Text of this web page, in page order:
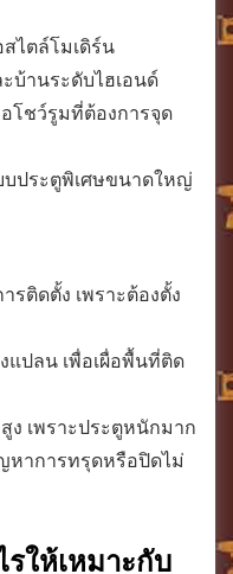
ไตล์โมเดิร์น
บ้านระดับไฮเอนด์
โชว์รูมที่ต้องการจุด
ประตูพิเศษขนาดใหญ่
รติดตั้ง เพราะต้องตั้ง
แปลน เพื่อเผื่อพื้นที่ติด
เพราะประตูหนักมาก
หาการทรุดหรือปิดไม่
รให้เหมาะกับ